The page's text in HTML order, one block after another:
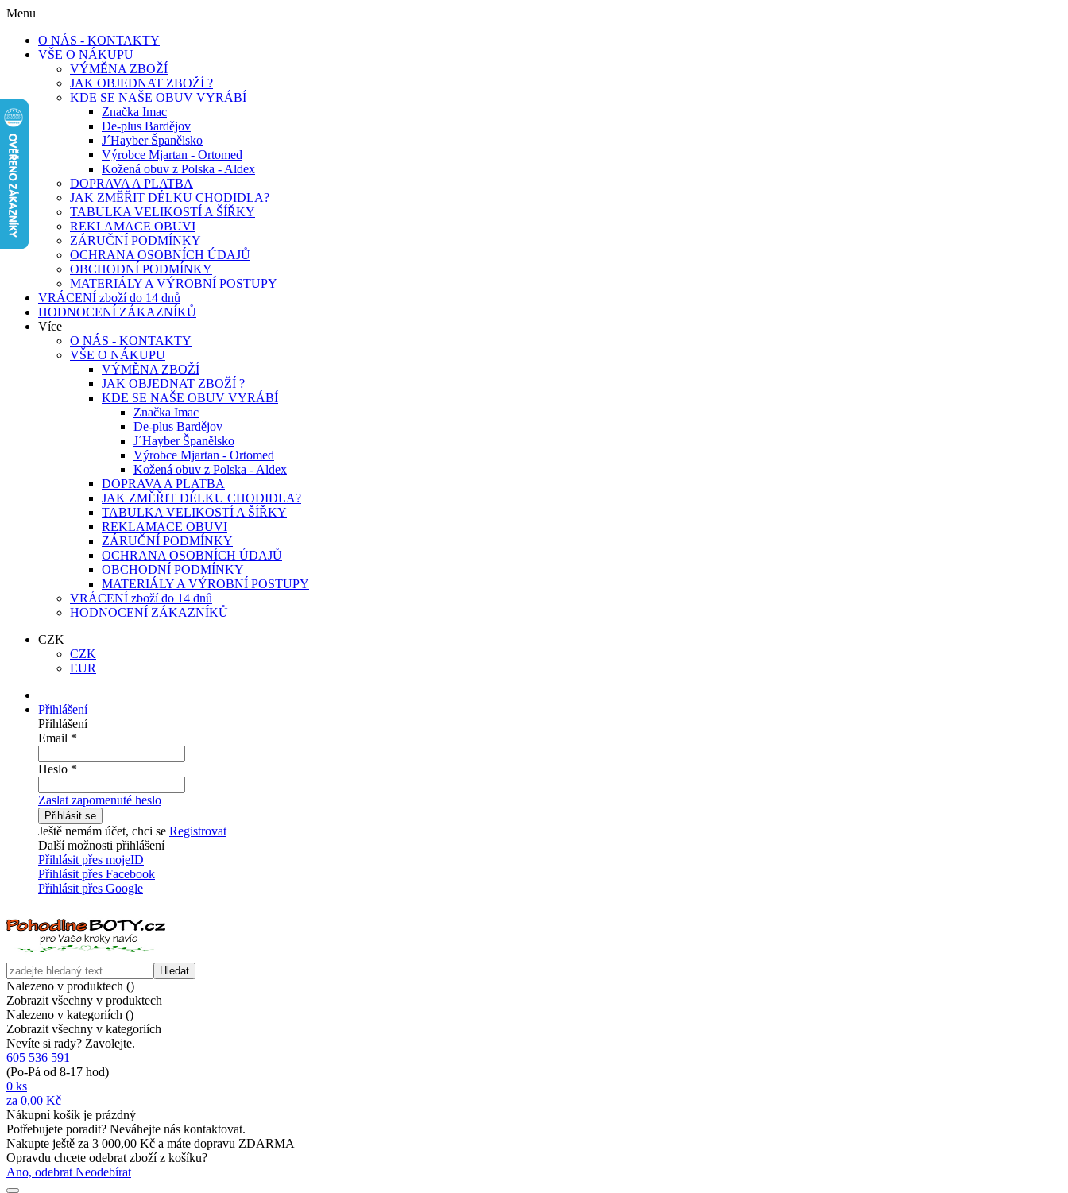
Menu
O NÁS - KONTAKTY
VŠE O NÁKUPU
VÝMĚNA ZBOŽÍ
JAK OBJEDNAT ZBOŽÍ ?
KDE SE NAŠE OBUV VYRÁBÍ
Značka Imac
De-plus Bardějov
J´Hayber Španělsko
Výrobce Mjartan - Ortomed
Kožená obuv z Polska - Aldex
DOPRAVA A PLATBA
JAK ZMĚŘIT DÉLKU CHODIDLA?
TABULKA VELIKOSTÍ A ŠÍŘKY
REKLAMACE OBUVI
ZÁRUČNÍ PODMÍNKY
OCHRANA OSOBNÍCH ÚDAJŮ
OBCHODNÍ PODMÍNKY
MATERIÁLY A VÝROBNÍ POSTUPY
VRÁCENÍ zboží do 14 dnů
HODNOCENÍ ZÁKAZNÍKŮ
Více
O NÁS - KONTAKTY
VŠE O NÁKUPU
VÝMĚNA ZBOŽÍ
JAK OBJEDNAT ZBOŽÍ ?
KDE SE NAŠE OBUV VYRÁBÍ
Značka Imac
De-plus Bardějov
J´Hayber Španělsko
Výrobce Mjartan - Ortomed
Kožená obuv z Polska - Aldex
DOPRAVA A PLATBA
JAK ZMĚŘIT DÉLKU CHODIDLA?
TABULKA VELIKOSTÍ A ŠÍŘKY
REKLAMACE OBUVI
ZÁRUČNÍ PODMÍNKY
OCHRANA OSOBNÍCH ÚDAJŮ
OBCHODNÍ PODMÍNKY
MATERIÁLY A VÝROBNÍ POSTUPY
VRÁCENÍ zboží do 14 dnů
HODNOCENÍ ZÁKAZNÍKŮ
CZK
CZK
EUR
Přihlášení
Přihlášení
Email *
Heslo *
Zaslat zapomenuté heslo
Přihlásit se
Ještě nemám účet, chci se Registrovat
Další možnosti přihlášení
Přihlásit přes mojeID
Přihlásit přes Facebook
Přihlásit přes Google
Hledat
Nalezeno v produktech ()
Zobrazit všechny v produktech
Nalezeno v kategoriích ()
Zobrazit všechny v kategoriích
Nevíte si rady? Zavolejte.
605 536 591
(Po-Pá od 8-17 hod)
0 ks
za 0,00 Kč
Nákupní košík je prázdný
Potřebujete poradit? Neváhejte nás kontaktovat.
Nakupte ještě za 3 000,00 Kč a máte dopravu ZDARMA
Opravdu chcete odebrat zboží z košíku?
Ano, odebrat Neodebírat